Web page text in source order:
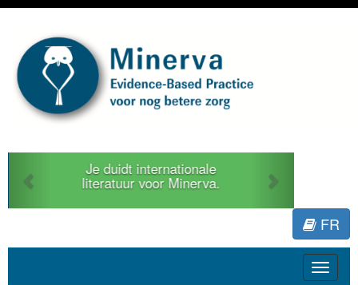
Je duidt internationale
literatuur voor Minerva.
Previous
FR
Toggle